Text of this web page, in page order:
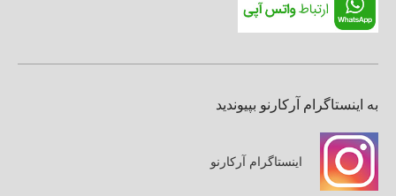
به اینستاگرام آرکارنو بپیوندید
اینستاگرام آرکارنو